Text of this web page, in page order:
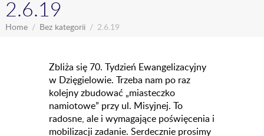
2.6.19
Home Bez kategorii 2.6.19
Zbliża się 70. Tydzień Ewangelizacyjny
w Dzięgielowie. Trzeba nam po raz
kolejny zbudować „miasteczko
namiotowe” przy ul. Misyjnej. To
radosne, ale i wymagające poświęcenia i
mobilizacji zadanie. Serdecznie prosimy